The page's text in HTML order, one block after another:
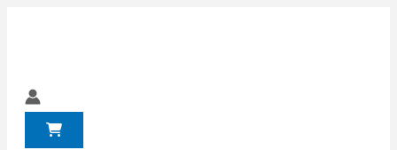
inhoud